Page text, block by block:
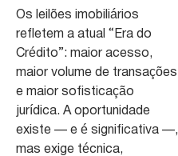
Os leilões imobiliários
refletem a atual “Era do
Crédito”: maior acesso,
maior volume de transações
e maior sofisticação
jurídica. A oportunidade
existe — e é significativa —,
mas exige técnica,